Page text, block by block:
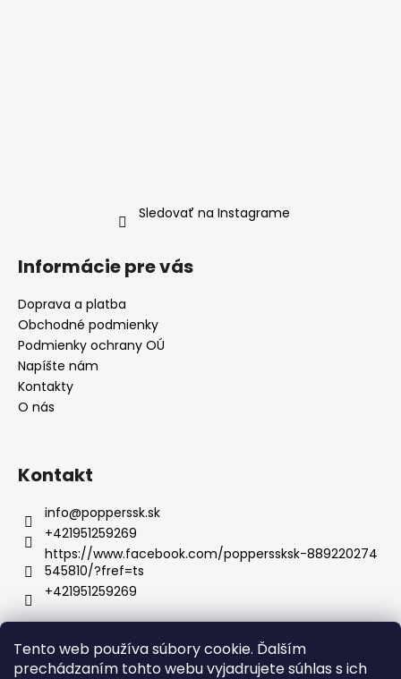
Tento web používa súbory cookie. Ďalším
prechádzaním tohto webu vyjadrujete súhlas s ich
Sledovať na Instagrame
Informácie pre vás
Doprava a platba
Obchodné podmienky
Podmienky ochrany OÚ
Napíšte nám
Kontakty
O nás
Kontakt
info@popperssk.sk
+421951259269
https://www.facebook.com/popperssksk-889220274
545810/?fref=ts
+421951259269
Boss Energy Power Tabletky na erekciu Gély na erekciu